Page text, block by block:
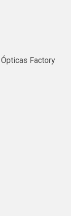
Factory